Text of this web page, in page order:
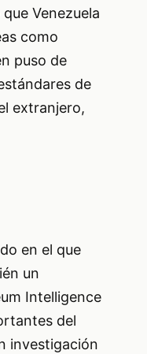
Venezuela
como
puso de
de
extranjero,
en el que
un
Intelligence
del
investigación